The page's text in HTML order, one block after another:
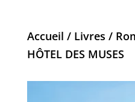
Accueil / Livres /
HÔTEL DES MUSES